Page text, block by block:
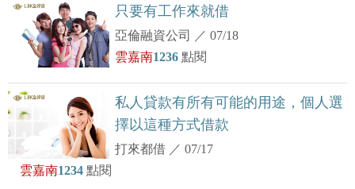
只要有工作來就借
亞倫融資公司 ／07/18
雲嘉南1236點閱
私人貸款有所有可能的用途，個人選
擇以這種方式借款
打來都借 ／07/17
雲嘉南1234 點閱